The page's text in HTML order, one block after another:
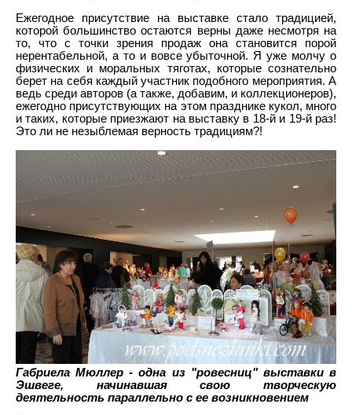
Ежегодное присутствие на выставке стало традицией,
которой большинство остаются верны даже несмотря на
то, что с точки зрения продаж она становится порой
нерентабельной, а то и вовсе убыточной. Я уже молчу о
физических и моральных тяготах, которые сознательно
берет на себя каждый участник подобного мероприятия. А
ведь среди авторов (а также, добавим, и коллекционеров),
ежегодно присутствующих на этом празднике кукол, много
и таких, которые приезжают на выставку в 18-й и 19-й раз!
Это ли не незыблемая верность традициям?!
Габриела Мюллер - одна из "ровесниц" выставки в
Эшвеге, начинавшая свою творческую
деятельность параллельно с ее возникновением